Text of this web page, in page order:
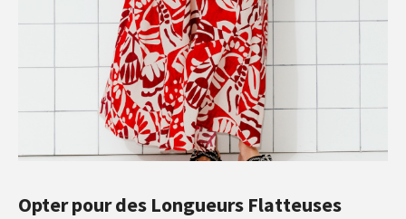
Opter pour des Longueurs Flatteuses